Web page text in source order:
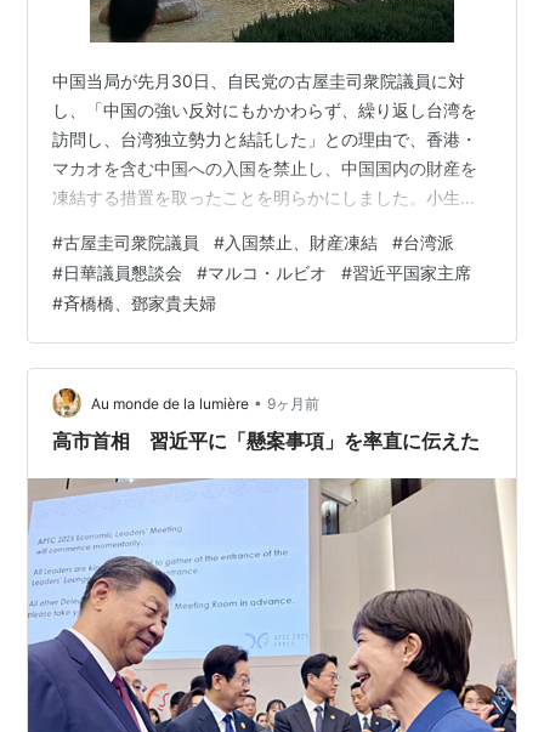
中国当局が先月30日、自民党の古屋圭司衆院議員に対
し、「中国の強い反対にもかかわらず、繰り返し台湾を
訪問し、台湾独立勢力と結託した」との理由で、香港・
マカオを含む中国への入国を禁止し、中国国内の財産を
凍結する措置を取ったことを明らかにしました。小生、
はひょっとしたら相当の財産を大陸に持っているのかな
という疑問。でも、古屋氏は後日、この措置に対し笑い
ながら、「私は中国に財産なんてありませんから」と話
し、痛くもかゆくもない感じでした。 古屋氏は、台湾と
の関係を重視する「日華議員懇談会」の会長を務めるほ
どに、人後に落ちない台湾派として有名。しばしば台…
#古屋圭司衆院議員 #入国禁止、財産凍結 #台湾派
#日華議員懇談会 #マルコ・ルビオ #習近平国家主席
#斉橋橋、鄧家貴夫婦
Au monde de la lumière • 9ヶ月前
高市首相 習近平に「懸案事項」を率直に伝えた